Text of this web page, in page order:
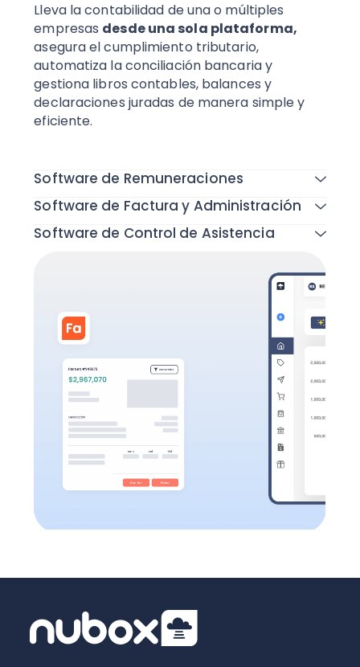
Lleva la contabilidad de una o múltiples
empresas desde una sola plataforma,
asegura el cumplimiento tributario,
automatiza la conciliación bancaria y
gestiona libros contables, balances y
declaraciones juradas de manera simple y
eficiente.
Software de Remuneraciones
Software de Factura y Administración
Todas las funcionalidades
Software de Control de Asistencia
Todas las funcionalidades